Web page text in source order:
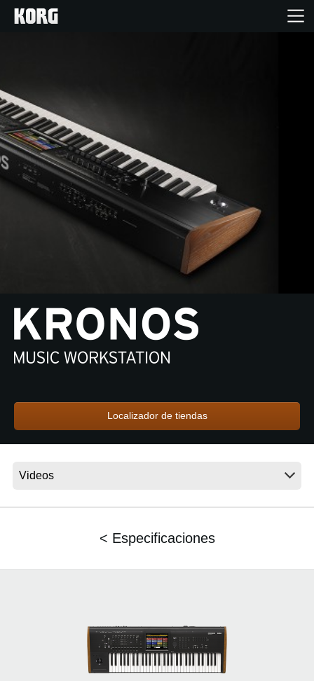
Características
Eventos
Noticias
Ubicación
Acerca de KORG
Localizador de tiendas
< Especificaciones